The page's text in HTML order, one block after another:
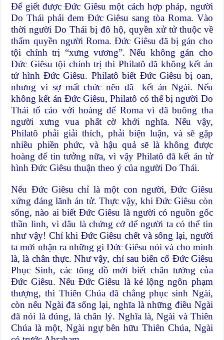
Để giết được Đức Giêsu một cách hợp pháp, người
Do Thái phải đem Đức Giêsu sang tòa Roma. Vào
thời người Do Thái bị đô hộ, quyền xử tử thuộc về
thẩm quyền người Roma. Đức Giêsu đã bị gán cho
tội chính trị “xưng vương”. Nếu không gán cho
Đức Giêsu tội chính trị thì Philatô đã không kết án
tử hình Đức Giêsu. Philatô biết Đức Giêsu bị oan,
nhưng vì sợ mất chức nên đã kết án Ngài. Nếu
không kết án Đức Giêsu, Philatô có thể bị người Do
Thái tố cáo với hoàng đế Roma vì đã buông tha
người xưng vua phất cờ khởi nghĩa. Nếu vậy,
Philatô phải giải thích, phải biện luận, và sẽ gặp
nhiều phiền phức, và hậu quả sẽ là không được
hoàng đế tin tưởng nữa, vì vậy Philatô đã kết án tử
hình Đức Giêsu thuận theo ý của người Do Thái.
Nếu Đức Giêsu chỉ là một con người, Đức Giêsu
xứng đáng lãnh án tử. Thực vậy, khi Đức Giêsu còn
sống, nào ai biết Đức Giêsu là người có nguồn gốc
thần linh, vì đâu là chứng cớ để người ta có thể tin
như vậy! Chỉ khi Đức Giêsu chết và sống lại, người
ta mới nhận ra những gì Đức Giêsu nói và cho mình
là, là chân thực. Như vậy, chỉ sau biến cố Đức Giêsu
Phục Sinh, các tông đồ mới biết chân tướng của
Đức Giêsu. Nếu Đức Giêsu là kẻ lộng ngôn phạm
thượng, thì Thiên Chúa đã chẳng phục sinh Ngài,
còn nếu Ngài đã sống lại, nghĩa là những điều Ngài
đã nói là đúng, là chân lý. Nghĩa là, Ngài và Thiên
Chúa là một, Ngài ngự bên hữu Thiên Chúa, Ngài